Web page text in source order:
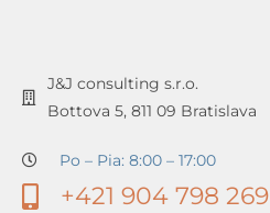
J&J consulting s.r.o.
Bottova 5, 811 09 Bratislava
Po – Pia: 8:00 – 17:00
+421 904 798 269